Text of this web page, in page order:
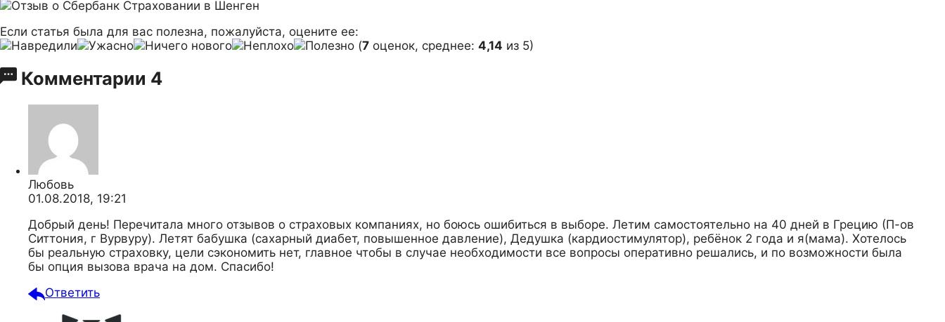
Если статья была для вас полезна, пожалуйста, оцените ее:
(7 оценок, среднее: 4,14 из 5)
Комментарии 4
Любовь
01.08.2018, 19:21
Добрый день! Перечитала много отзывов о страховых компаниях, но боюсь ошибиться в выборе. Летим самостоятельно на 40 дней в Грецию (П-ов
Ситтония, г Вурвуру). Летят бабушка (сахарный диабет, повышенное давление), Дедушка (кардиостимулятор), ребёнок 2 года и я(мама). Хотелось
бы реальную страховку, цели сэкономить нет, главное чтобы в случае необходимости все вопросы оперативно решались, и по возможности была
бы опция вызова врача на дом. Спасибо!
Ответить